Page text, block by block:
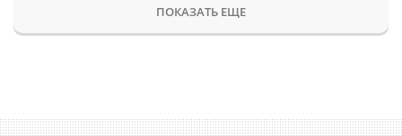
ПОКАЗАТЬ ЕЩЕ